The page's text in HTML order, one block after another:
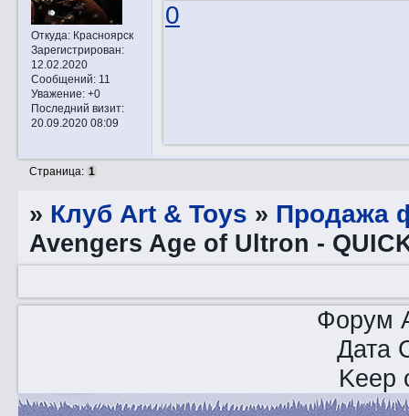
Откуда:Красноярск
Зарегистрирован:
12.02.2020
Сообщений:11
Уважение: +0
Последний визит:
20.09.2020 08:09
0
Страница: 1
» Клуб Art & Toys » Продажа
Avengers Age of Ultron -
Форум
Дата
Keep